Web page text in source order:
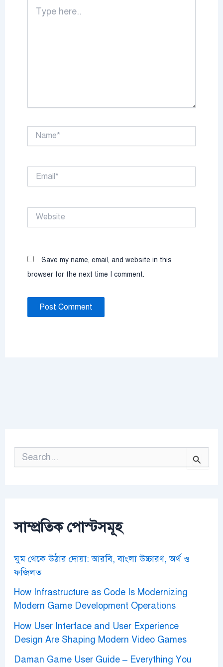
here..
Name*
Website
Save my name, email, and website in this
browser for the next time I comment.
o
r
সাম্প্রতিক পোস্টসমূহ
ঘুম থেকে উঠার দোয়া: আরবি, বাংলা উচ্চারণ, অর্থ ও
ফজিলত
How Infrastructure as Code Is Modernizing
Modern Game Development Operations
How User Interface and User Experience
Design Are Shaping Modern Video Games
Daman Game User Guide – Everything You